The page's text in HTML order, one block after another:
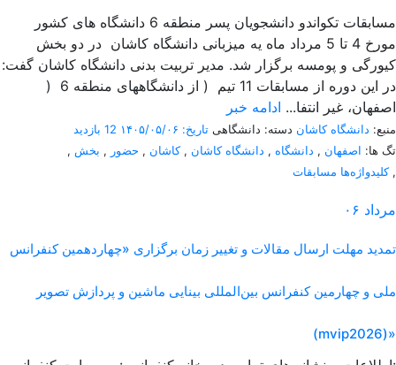
مسابقات تکواندو دانشجویان پسر منطقه 6 دانشگاه های کشور
مورخ 4 تا 5 مرداد ماه یه میزبانی دانشگاه کاشان در دو بخش
کیورگی و پومسه برگزار شد. مدیر تربیت بدنی دانشگاه کاشان گفت:
در این دوره از مسابقات 11 تیم ( از دانشگاههای منطقه 6 (
اصفهان، غیر انتفا... ادامه خبر
منبع: دانشگاه کاشان دسته: دانشگاهی تاریخ: ۱۴۰۵/۰۵/۰۶
12 بازدید
تگ ها: اصفهان , دانشگاه , دانشگاه کاشان ,کاشان , حضور , بخش ,
کلیدواژه‌ها مسابقات,
۰۶ مرداد
تمدید مهلت ارسال مقالات و تغییر زمان برگزاری «چهاردهمین کنفرانس
ملی و چهارمین کنفرانس بین‌المللی بینایی ماشین و پردازش تصویر
(mvip2026)»